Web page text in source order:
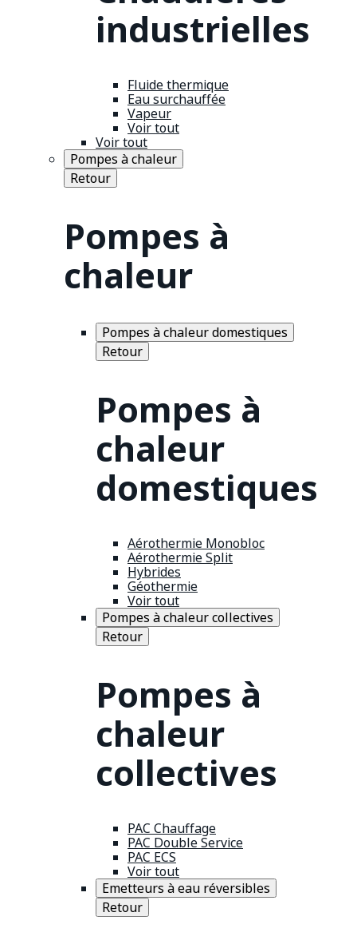
industrielles
Fluide thermique
Eau surchauffée
Vapeur
Voir tout
Voir tout
Pompes à chaleur
Retour
Pompes à
chaleur
Pompes à chaleur domestiques
Retour
Pompes à
chaleur
domestiques
Aérothermie Monobloc
Aérothermie Split
Hybrides
Géothermie
Voir tout
Pompes à chaleur collectives
Retour
Pompes à
chaleur
collectives
PAC Chauffage
PAC Double Service
PAC ECS
Voir tout
Emetteurs à eau réversibles
Retour